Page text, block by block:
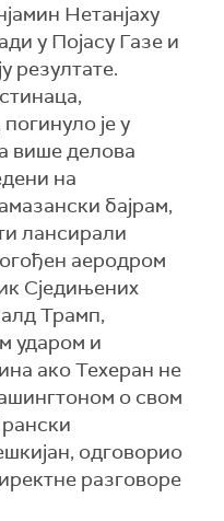
Нетанјаху
у Појасу Газе и
резултате.
је у
више делова
на
бајрам,
лансирали
аеродром
Сједињених
Трамп,
ударом и
ако Техеран не
о свом
одговорио
разговоре